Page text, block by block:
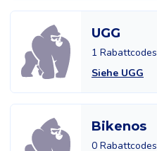
UGG
1 Rabattcodes
Siehe UGG
Bikenos
0 Rabattcodes